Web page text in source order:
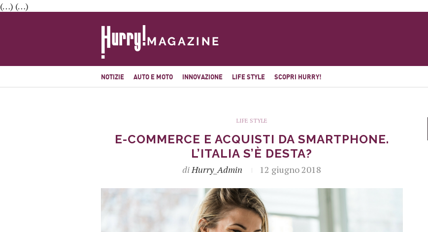
(…) (…)
NOTIZIE AUTO E MOTO INNOVAZIONE LIFE STYLE SCOPRI HURRY!
LIFE STYLE
E-COMMERCE E ACQUISTI DA SMARTPHONE.
L’ITALIA S’È DESTA?
diHurry_Admin 12 giugno 2018